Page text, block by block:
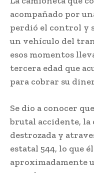
acompañado por
perdió el control y
un vehículo del
esos momentos
tercera edad que
para cobrar su
Se dio a conocer
brutal accidente, la
destrozada y
estatal 544, lo que
aproximadamente